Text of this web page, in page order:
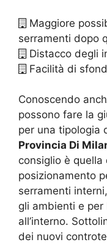
Maggiore
serramenti dopo
Distacco degli
Facilità di
Conoscendo
possono fare la
per una tipologia
Provincia Di
consiglio è
posizionamento
serramenti
gli ambienti e
all’interno.
dei nuovi